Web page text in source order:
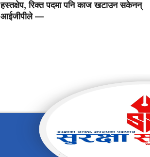
हस्तक्षेप, रिक्त पदमा पनि काज खटाउन सकेनन्
आईजीपीले —